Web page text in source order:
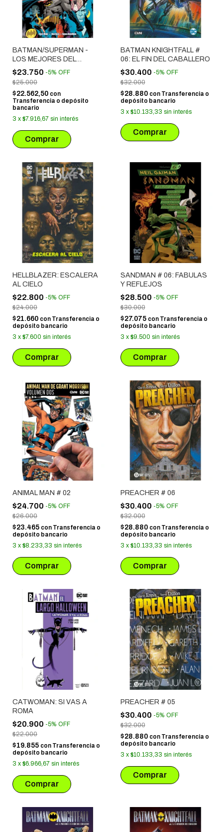
BATMAN/SUPERMAN -
LOS MEJORES DEL
MUNDO # 01: EL DEMONIO
NEZHA
$23.750 -5% OFF
$25.000
$22.562,50 con
Transferencia o depósito
bancario
3 x $7.916,67 sin interés
BATMAN KNIGHTFALL #
06: EL FIN DEL CABALLERO
$30.400 -5% OFF
$32.000
$28.880 con Transferencia o
depósito bancario
3 x $10.133,33 sin interés
HELLBLAZER: ESCALERA
AL CIELO
$22.800 -5% OFF
$24.000
$21.660 con Transferencia o
depósito bancario
3 x $7.600 sin interés
SANDMAN # 06: FABULAS
Y REFLEJOS
$28.500 -5% OFF
$30.000
$27.075 con Transferencia o
depósito bancario
3 x $9.500 sin interés
ANIMAL MAN # 02
$24.700 -5% OFF
$26.000
$23.465 con Transferencia o
depósito bancario
3 x $8.233,33 sin interés
PREACHER # 06
$30.400 -5% OFF
$32.000
$28.880 con Transferencia o
depósito bancario
3 x $10.133,33 sin interés
CATWOMAN: SI VAS A
ROMA
$20.900 -5% OFF
$22.000
$19.855 con Transferencia o
depósito bancario
3 x $6.966,67 sin interés
PREACHER # 05
$30.400 -5% OFF
$32.000
$28.880 con Transferencia o
depósito bancario
3 x $10.133,33 sin interés